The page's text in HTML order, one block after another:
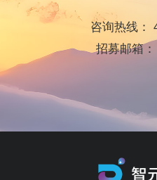
咨询热线：
招募邮箱：